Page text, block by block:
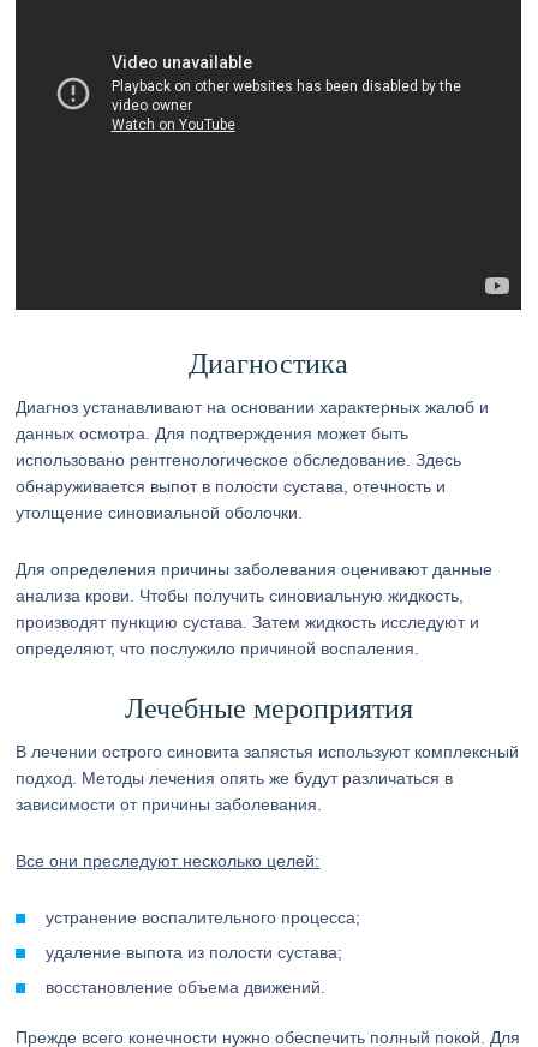
Диагностика
Диагноз устанавливают на основании характерных жалоб и
данных осмотра. Для подтверждения может быть
использовано рентгенологическое обследование. Здесь
обнаруживается выпот в полости сустава, отечность и
утолщение синовиальной оболочки.
Для определения причины заболевания оценивают данные
анализа крови. Чтобы получить синовиальную жидкость,
производят пункцию сустава. Затем жидкость исследуют и
определяют, что послужило причиной воспаления.
Лечебные мероприятия
В лечении острого синовита запястья используют комплексный
подход. Методы лечения опять же будут различаться в
зависимости от причины заболевания.
Все они преследуют несколько целей:
устранение воспалительного процесса;
удаление выпота из полости сустава;
восстановление объема движений.
Прежде всего конечности нужно обеспечить полный покой. Для